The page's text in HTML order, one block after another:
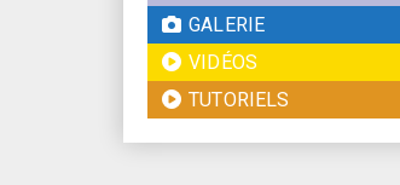
GALERIE
VIDÉOS
TUTORIELS